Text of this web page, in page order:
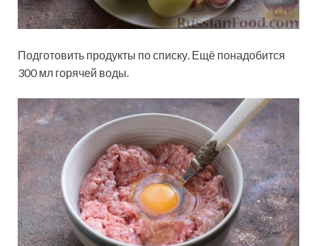
Подготовить продукты по списку. Ещё понадобится
300 мл горячей воды.